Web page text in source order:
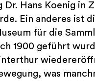
Hans Koenig in
Ein anderes ist
für die
1900 geführt
was